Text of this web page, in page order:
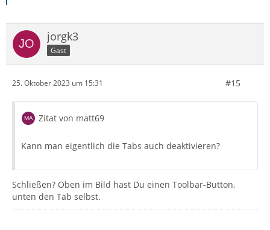
jorgk3
Gast
25. Oktober 2023 um 15:31 #15
Zitat von matt69
Kann man eigentlich die Tabs auch deaktivieren?
Schließen? Oben im Bild hast Du einen Toolbar-Button,
unten den Tab selbst.